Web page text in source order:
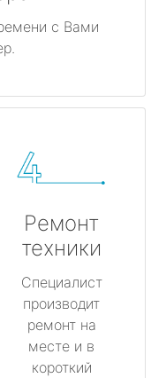
с Вами
Ремонт
техники
Специалист
производит
ремонт на
месте и в
короткий